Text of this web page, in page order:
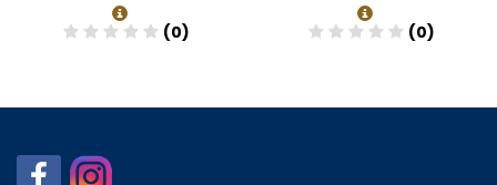
(0) (0)